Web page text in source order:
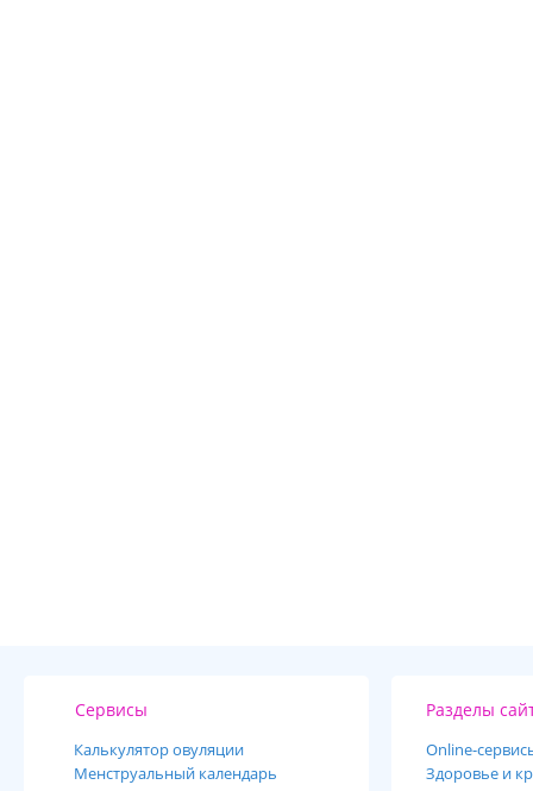
Сервисы
Калькулятор овуляции
Менструальный календарь
Разделы
Online-
Здоровье и